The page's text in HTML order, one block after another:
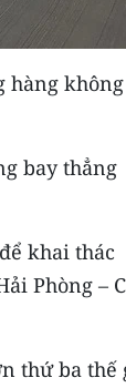
hàng không
bay thẳng
khai thác
Phòng –
thứ ba thế